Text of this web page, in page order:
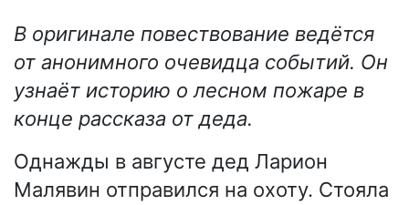
В оригинале повествование ведётся
от анонимного очевидца событий. Он
узнаёт историю о лесном пожаре в
конце рассказа от деда.
Однажды в августе дед Ларион
Малявин отправился на охоту. Стояла